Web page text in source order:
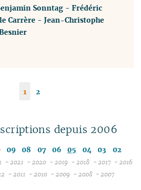
Sonntag -Frédéric
Carrère -Jean-Christophe
1 2
depuis 2006
09 08 07 06 05 04 03
02
- 2021 - 2020 - 2019 - 2018 - 2017 - 2016
- 2011 - 2010 - 2009 - 2008 - 2007